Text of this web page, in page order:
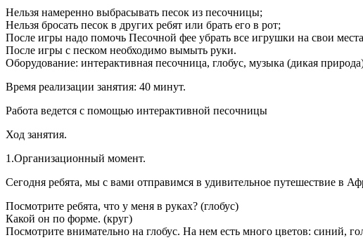
Нельзя намеренно выбрасывать песок из песочницы;
Нельзя бросать песок в других ребят или брать его в рот;
После игры надо помочь Песочной фее убрать все игрушки на свои
После игры с песком необходимо вымыть руки.
Оборудование: интерактивная песочница, глобус, музыка (дикая
Время реализации занятия: 40 минут.
Работа ведется с помощью интерактивной песочницы
Ход занятия.
1.Организационный момент.
Сегодня ребята, мы с вами отправимся в удивительное путешествие в
Посмотрите ребята, что у меня в руках? (глобус)
Какой он по форме. (круг)
Посмотрите внимательно на глобус. На нем есть много цветов: синий,